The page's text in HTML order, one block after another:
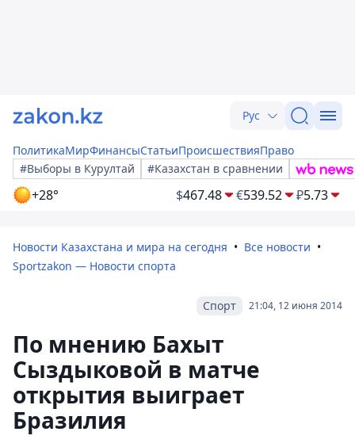
Рус
ПолитикаМирФинансыСтатьиПроисшествияПраво
#Выборы в Курултай
#Казахстан в сравнении
+28° $467.48 €539.52 ₽5.73
Новости Казахстана и мира на сегодня
Все новости
Sportzakon — Новости спорта
21:04, 12 июня 2014
Спорт
По мнению Бахыт
Сыздыковой в матче
открытия выиграет
Бразилия